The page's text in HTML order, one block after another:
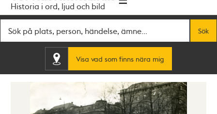
navigationen
huvudinnehållet
Historia i ord, ljud och bild
Sök
Visa vad som finns nära mig